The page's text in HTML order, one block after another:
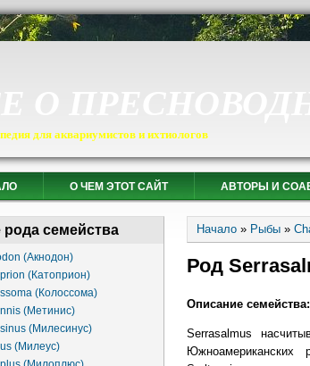
для аквариумистов и ихтиологов
О ЧЕМ ЭТОТ САЙТ АВТОРЫ И
рода семейства
(Акнодон)
(Катоприон)
(Колоссома)
(Метинис)
(Милесинус)
(Милеус)
Вы здесь
Начало » Рыбы »
Род
Описание семейства:
Serrasalmus
Южноамериканских